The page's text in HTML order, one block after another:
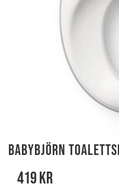
BabyBjörn
419kr